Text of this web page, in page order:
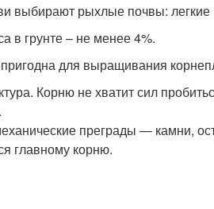
выбирают рыхлые почвы: легкие
в грунте – не менее 4%.
для выращивания
Корню не хватит сил
преграды — камни,
главному корню.